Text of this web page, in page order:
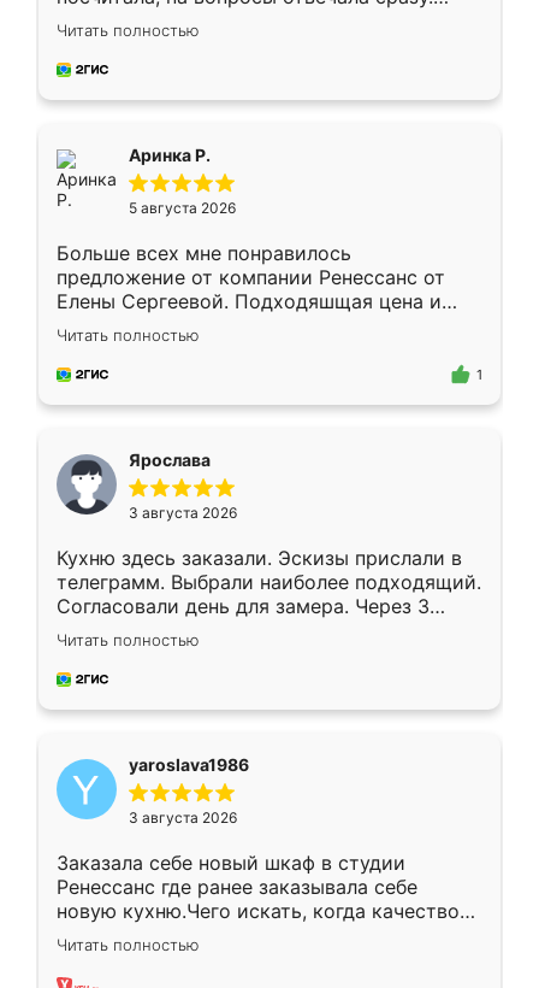
Замерщик приехал в субботу, подошёл к
делу со всей ответственностью. Собрали
за день, ребята работали аккуратно, даже
Читать полностью
Аринка Р.
5 августа 2026
Больше всех мне понравилось
предложение от компании Ренессанс от
Елены Сергеевой. Подходяшщая цена и
короткие сроки изготовления. Приехавший
для замера сотрудник Владислав
предложил по моему эскизу самый
Читать полностью
1
Ярослава
3 августа 2026
Кухню здесь заказали. Эскизы прислали в
телеграмм. Выбрали наиболее подходящий.
Согласовали день для замера. Через 3
недели кухня была уже готова. Остались
довольны работой. Спасибо Ренессанс
мебель за качественную работу!
Читать полностью
yaroslava1986
3 августа 2026
Заказала себе новый шкаф в студии
Ренессанс где ранее заказывала себе
новую кухню.Чего искать, когда качеством
вполне довольна. Служит кухня уже почти
два года, нареканий нет.
Читать полностью